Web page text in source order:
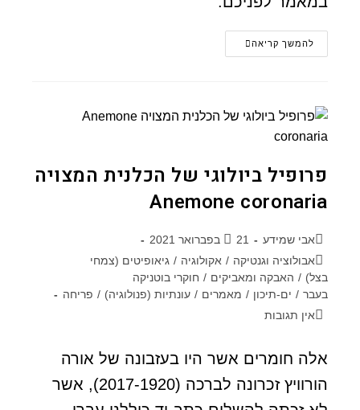
להמשך קריאה
פרופיל ביולוגי של הכלנית המצויה
Anemone coronaria
אבי שמידע
21 בפברואר 2021
אבולוציה וגנטיקה / אקולוגיה / גיאופיטים (צמחי
בצל) / האבקה ומאביקים / חוקרי בוטניקה
בעבר / ים-תיכון / מאמרים / עונתיות (פנולוגיה) / פריחה
אין תגובות
אלה חומרים אשר היו בעזבונה של אורה
הורוויץ זכרונה לברכה (2017-1920), אשר